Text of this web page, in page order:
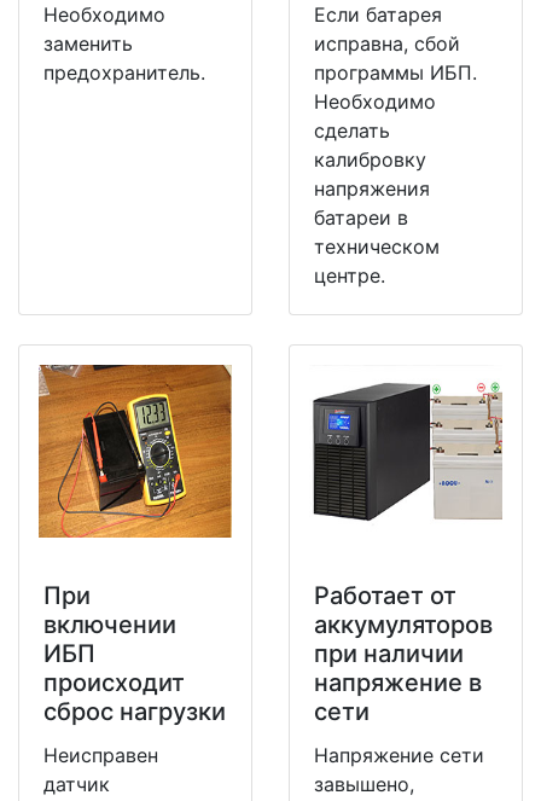
Необходимо
заменить
предохранитель.
Если батарея
исправна, сбой
программы ИБП.
Необходимо
сделать
калибровку
напряжения
батареи в
техническом
центре.
При
включении
ИБП
происходит
сброс нагрузки
Неисправен
датчик
Работает от
аккумуляторов
при наличии
напряжение в
сети
Напряжение сети
завышено,